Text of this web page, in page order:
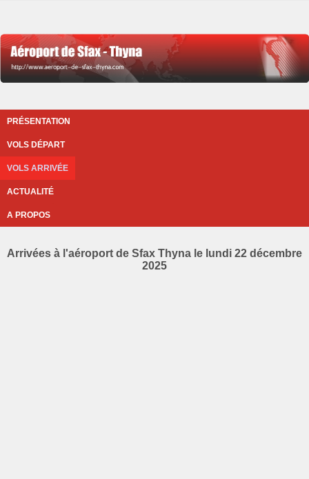
PRÉSENTATION
VOLS DÉPART
VOLS ARRIVÉE
ACTUALITÉ
A PROPOS
Arrivées à l'aéroport de Sfax Thyna le lundi 22 décembre
2025